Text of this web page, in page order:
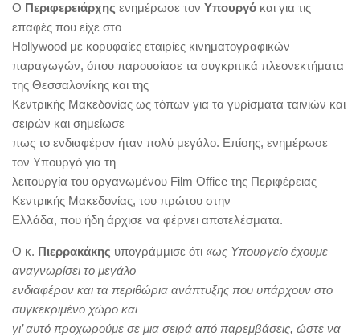
Ο Περιφερειάρχης ενημέρωσε τον Υπουργό και για τις
επαφές που είχε στο
Hollywood με κορυφαίες εταιρίες κινηματογραφικών
παραγωγών, όπου παρουσίασε τα συγκριτικά πλεονεκτήματα
της Θεσσαλονίκης και της
Κεντρικής Μακεδονίας ως τόπων για τα γυρίσματα ταινιών και
σειρών και σημείωσε
πως το ενδιαφέρον ήταν πολύ μεγάλο. Επίσης, ενημέρωσε
τον Υπουργό για τη
λειτουργία του οργανωμένου Film Office της Περιφέρειας
Κεντρικής Μακεδονίας, του πρώτου στην
Ελλάδα, που ήδη άρχισε να φέρνει αποτελέσματα.
Ο κ. Πιερρακάκης υπογράμμισε ότι «ως Υπουργείο έχουμε
αναγνωρίσει το μεγάλο
ενδιαφέρον και τα περιθώρια ανάπτυξης που υπάρχουν στο
συγκεκριμένο χώρο και
γι’ αυτό προχωρούμε σε μια σειρά από παρεμβάσεις, ώστε να